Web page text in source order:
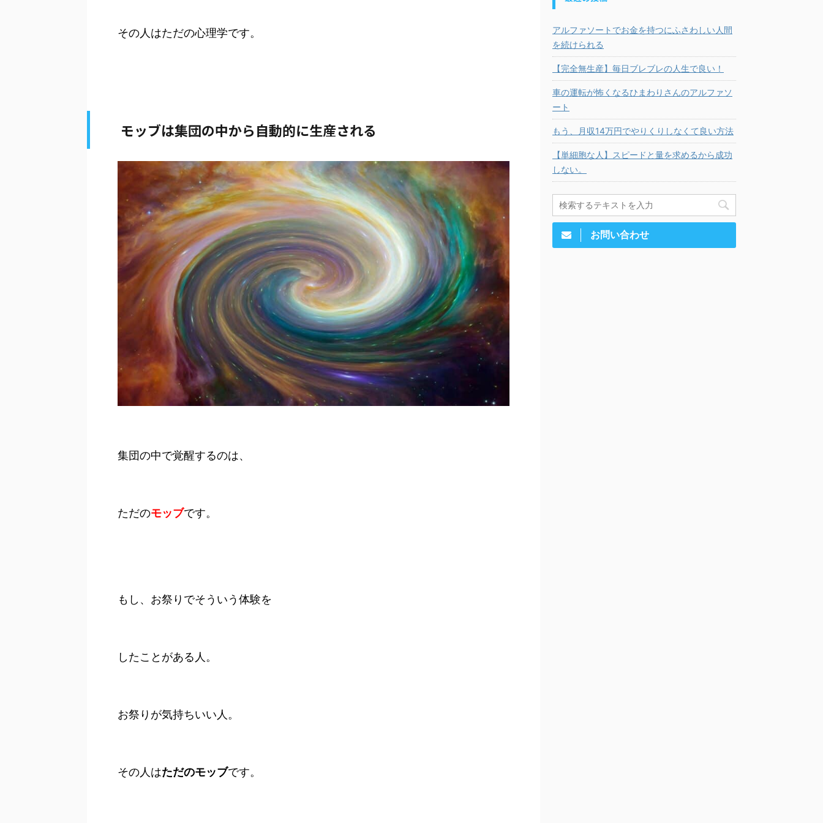
その人はただの心理学です。
モッブは集団の中から自動的に生産される
集団の中で覚醒するのは、
ただのモッブです。
もし、お祭りでそういう体験を
したことがある人。
お祭りが気持ちいい人。
その人はただのモッブです。
アルファソートでお金を持つにふさわしい人間
を続けられる
【完全無生産】毎日ブレブレの人生で良い！
車の運転が怖くなるひまわりさんのアルファソ
ート
もう、月収14万円でやりくりしなくて良い方法
【単細胞な人】スピードと量を求めるから成功
しない。
お問い合わせ